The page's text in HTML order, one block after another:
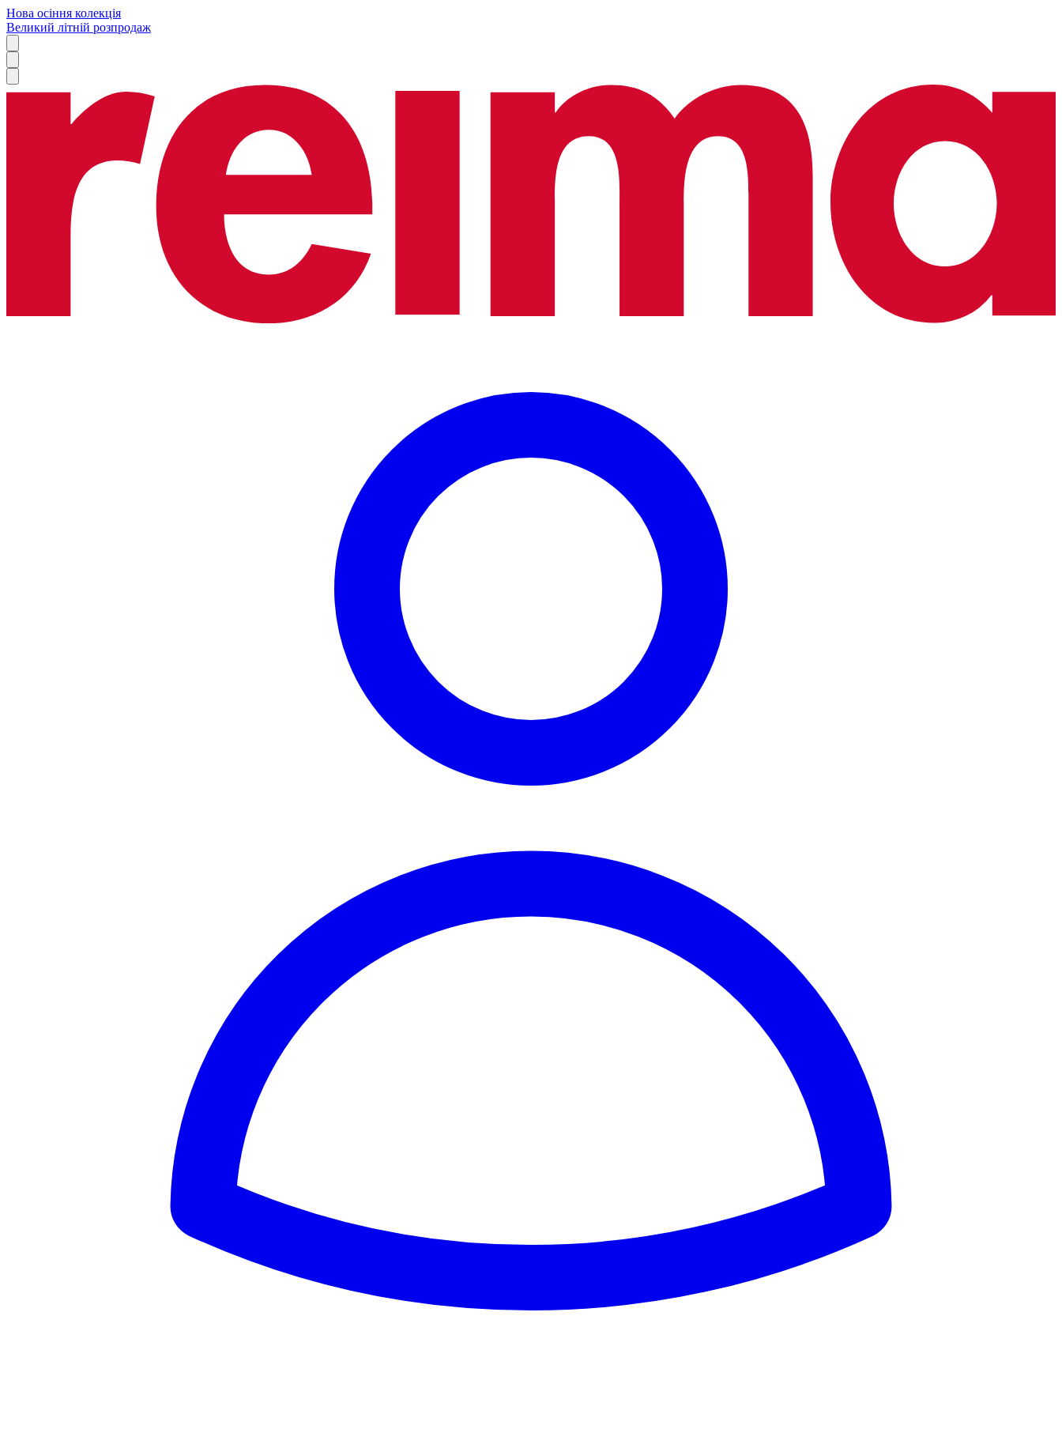
Нова осіння колекція
Великий літній розпродаж